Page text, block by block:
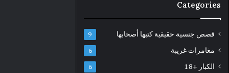
Categories
قصص جنسية حقيقية كتبها أصحابها 9
مغامرات غريبة 6
الكبار +18 6